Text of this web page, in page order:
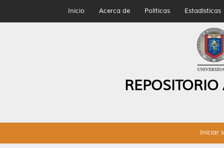
Inicio Acerca de Políticas Estadísticas
Iniciar